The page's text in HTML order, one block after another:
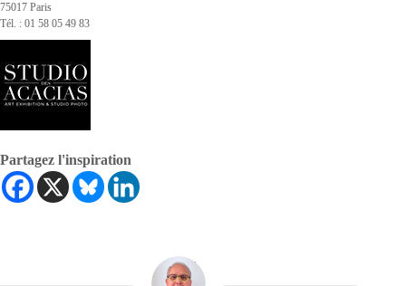
75017 Paris
Tél. : 01 58 05 49 83
Partagez l'inspiration